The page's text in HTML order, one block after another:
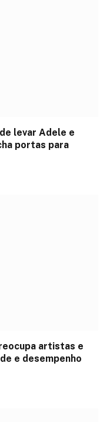
levar Adele e
portas para
artistas e
e desempenho